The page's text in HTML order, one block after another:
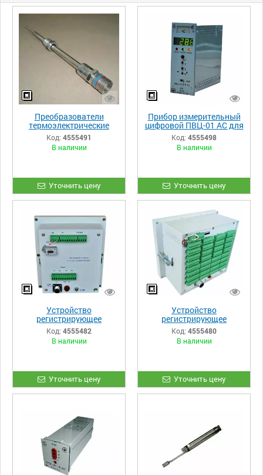
Преобразователи
термоэлектрические
комбинированные
ПТК-01 АС
Код: 4555491
В наличии
Уточнить цену
Прибор измерительный
цифровой ПВЦ-01 АС для
АСУ ТП
Код: 4555498
В наличии
Уточнить цену
Устройство
регистрирующее
цифровое
многоканальное
РПЦ-02/1 мг АС
Код: 4555482
В наличии
Уточнить цену
Устройство
регистрирующее
цифровое
многоканальное
РПЦ-02/(4,6,8,12,16) АС
Код: 4555480
В наличии
Уточнить цену